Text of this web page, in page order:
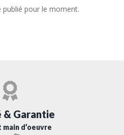
publié pour le moment.
& Garantie
d’oeuvre